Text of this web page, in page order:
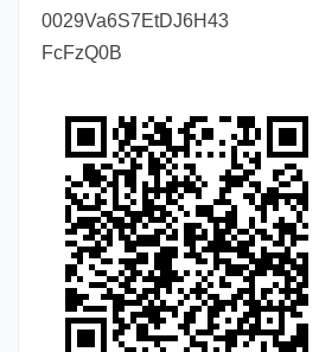
0029Va6S7EtDJ6H43
FcFzQ0B